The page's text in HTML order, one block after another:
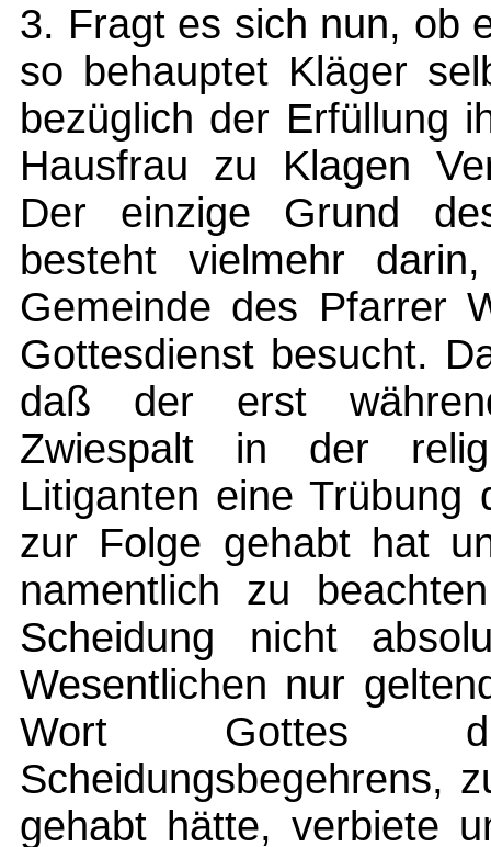
3. Fragt es sich nun, ob
so behauptet Kläger
bezüglich der Erfüllung
Hausfrau zu Klagen
Der einzige Grund
besteht vielmehr
Gemeinde des Pfarrer
Gottesdienst besucht.
daß der erst
Zwiespalt in der
Litiganten eine Trübung
zur Folge gehabt hat
namentlich zu
Scheidung nicht
Wesentlichen nur
Wort Gottes
Scheidungsbegehrens,
gehabt hätte, verbiete